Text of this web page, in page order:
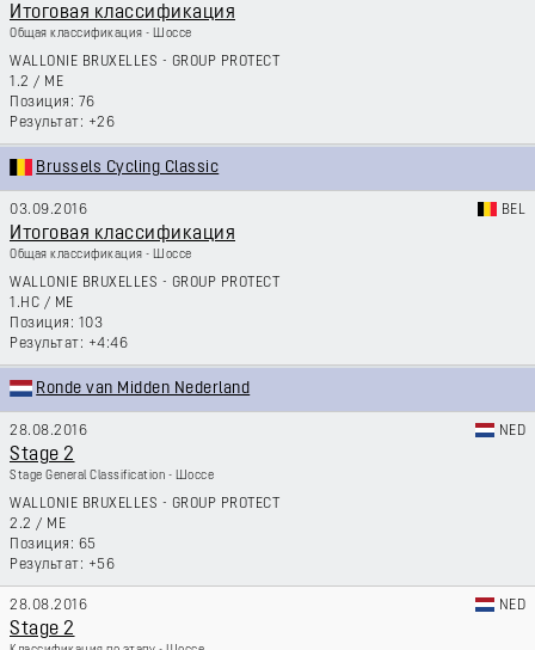
Итоговая классификация
Общая классификация - Шоссе
WALLONIE BRUXELLES - GROUP PROTECT
1.2 / ME
76
+26
Brussels Cycling Classic
03.09.2016 BEL
Итоговая классификация
Общая классификация - Шоссе
WALLONIE BRUXELLES - GROUP PROTECT
1.HC / ME
103
+4:46
Ronde van Midden Nederland
28.08.2016 NED
Stage 2
Stage General Classification - Шоссе
WALLONIE BRUXELLES - GROUP PROTECT
2.2 / ME
65
+56
28.08.2016 NED
Stage 2